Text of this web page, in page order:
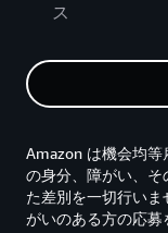
ス
Amazon は機会均等
の身分、障がい、そ
た差別を一切行い
がいのある方の応募